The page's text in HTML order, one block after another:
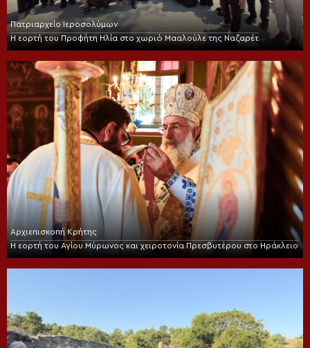
Πατριαρχείο Ιεροσολύμων
Η εορτή του Προφήτη Ηλία στο χωριό Μααλούλε της Ναζαρέτ
Αρχιεπισκοπή Κρήτης
Η εορτή του Αγίου Μύρωνος και χειροτονία Πρεσβυτέρου στο Ηράκλειο